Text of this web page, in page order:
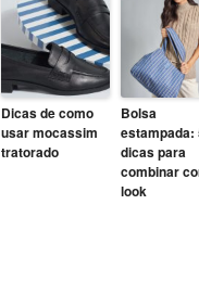
Dicas de como
usar mocassim
tratorado
Bolsa
estampada:
dicas para
combinar
look